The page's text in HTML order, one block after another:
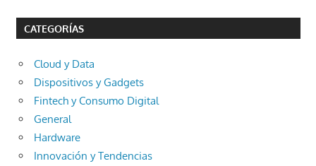
CATEGORÍAS
Cloud y Data
Dispositivos y Gadgets
Fintech y Consumo Digital
General
Hardware
Innovación y Tendencias